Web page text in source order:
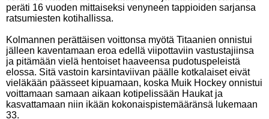
peräti 16 vuoden mittaiseksi venyneen tappioiden sarjansa
ratsumiesten kotihallissa.
Kolmannen perättäisen voittonsa myötä Titaanien onnistui
jälleen kaventamaan eroa edellä viipottaviin vastustajiinsa
ja pitämään vielä hentoiset haaveensa pudotuspeleistä
elossa. Sitä vastoin karsintaviivan päälle kotkalaiset eivät
vieläkään päässeet kipuamaan, koska Muik Hockey onnistui
voittamaan samaan aikaan kotipelissään Haukat ja
kasvattamaan niin ikään kokonaispistemääränsä lukemaan
33.